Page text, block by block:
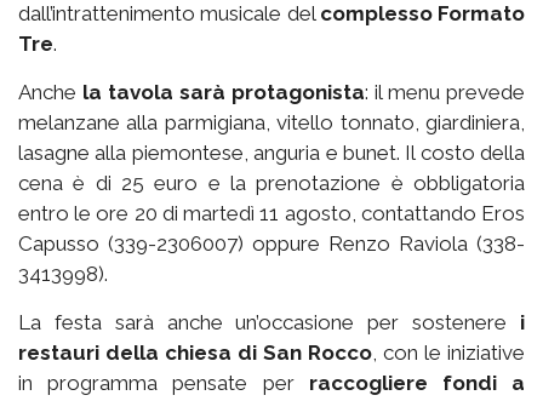
dall’intrattenimento musicale del complesso Formato
Tre.
Anche la tavola sarà protagonista: il menu prevede
melanzane alla parmigiana, vitello tonnato, giardiniera,
lasagne alla piemontese, anguria e bunet. Il costo della
cena è di 25 euro e la prenotazione è obbligatoria
entro le ore 20 di martedì 11 agosto, contattando Eros
Capusso (339-2306007) oppure Renzo Raviola (338-
3413998).
La festa sarà anche un’occasione per sostenere i
restauri della chiesa di San Rocco, con le iniziative
in programma pensate per raccogliere fondi a